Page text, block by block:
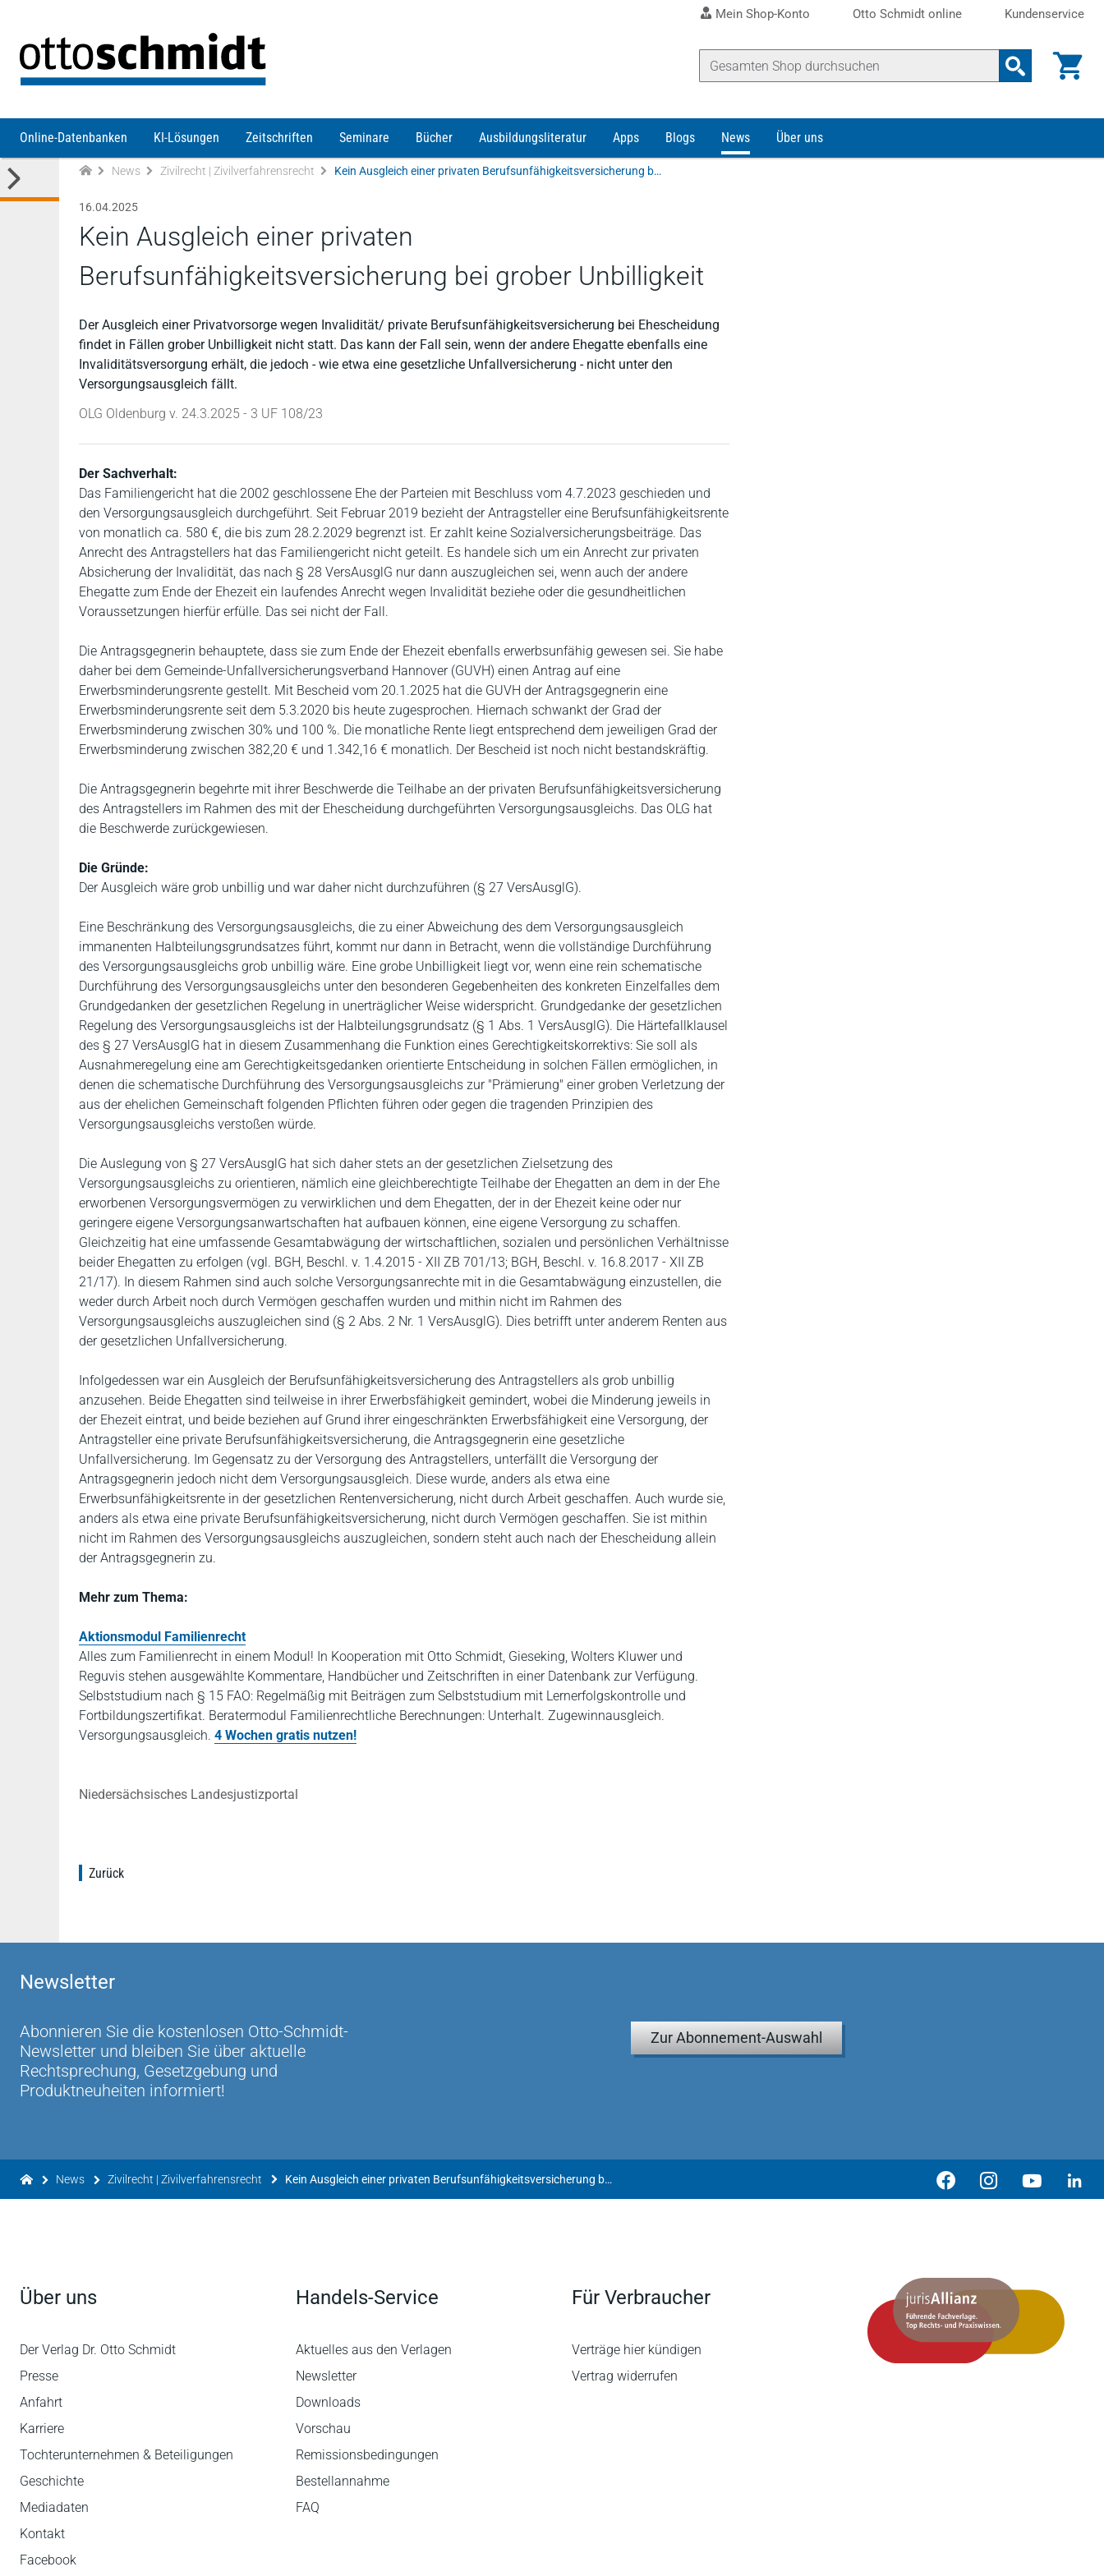
Mein Shop-Konto Otto Schmidt online Kundenservice
Online-Datenbanken KI-Lösungen Zeitschriften Seminare Bücher Ausbildungsliteratur Apps Blogs News Über uns
News Zivilrecht | Zivilverfahrensrecht Kein Ausgleich einer privaten Berufsunfähigkeitsversicherung bei grober Unbilligkeit
16.04.2025
Kein Ausgleich einer privaten
Berufsunfähigkeitsversicherung bei grober Unbilligkeit
Der Ausgleich einer Privatvorsorge wegen Invalidität/ private Berufsunfähigkeitsversicherung bei Ehescheidung
findet in Fällen grober Unbilligkeit nicht statt. Das kann der Fall sein, wenn der andere Ehegatte ebenfalls eine
Invaliditätsversorgung erhält, die jedoch - wie etwa eine gesetzliche Unfallversicherung - nicht unter den
Versorgungsausgleich fällt.
OLG Oldenburg v. 24.3.2025 - 3 UF 108/23
Der Sachverhalt:
Das Familiengericht hat die 2002 geschlossene Ehe der Parteien mit Beschluss vom 4.7.2023 geschieden und
den Versorgungsausgleich durchgeführt. Seit Februar 2019 bezieht der Antragsteller eine Berufsunfähigkeitsrente
von monatlich ca. 580 €, die bis zum 28.2.2029 begrenzt ist. Er zahlt keine Sozialversicherungsbeiträge. Das
Anrecht des Antragstellers hat das Familiengericht nicht geteilt. Es handele sich um ein Anrecht zur privaten
Absicherung der Invalidität, das nach § 28 VersAusglG nur dann auszugleichen sei, wenn auch der andere
Ehegatte zum Ende der Ehezeit ein laufendes Anrecht wegen Invalidität beziehe oder die gesundheitlichen
Voraussetzungen hierfür erfülle. Das sei nicht der Fall.
Die Antragsgegnerin behauptete, dass sie zum Ende der Ehezeit ebenfalls erwerbsunfähig gewesen sei. Sie habe
daher bei dem Gemeinde-Unfallversicherungsverband Hannover (GUVH) einen Antrag auf eine
Erwerbsminderungsrente gestellt. Mit Bescheid vom 20.1.2025 hat die GUVH der Antragsgegnerin eine
Erwerbsminderungsrente seit dem 5.3.2020 bis heute zugesprochen. Hiernach schwankt der Grad der
Erwerbsminderung zwischen 30% und 100 %. Die monatliche Rente liegt entsprechend dem jeweiligen Grad der
Erwerbsminderung zwischen 382,20 € und 1.342,16 € monatlich. Der Bescheid ist noch nicht bestandskräftig.
Die Antragsgegnerin begehrte mit ihrer Beschwerde die Teilhabe an der privaten Berufsunfähigkeitsversicherung
des Antragstellers im Rahmen des mit der Ehescheidung durchgeführten Versorgungsausgleichs. Das OLG hat
die Beschwerde zurückgewiesen.
Die Gründe:
Der Ausgleich wäre grob unbillig und war daher nicht durchzuführen (§ 27 VersAusglG).
Eine Beschränkung des Versorgungsausgleichs, die zu einer Abweichung des dem Versorgungsausgleich
immanenten Halbteilungsgrundsatzes führt, kommt nur dann in Betracht, wenn die vollständige Durchführung
des Versorgungsausgleichs grob unbillig wäre. Eine grobe Unbilligkeit liegt vor, wenn eine rein schematische
Durchführung des Versorgungsausgleichs unter den besonderen Gegebenheiten des konkreten Einzelfalles dem
Grundgedanken der gesetzlichen Regelung in unerträglicher Weise widerspricht. Grundgedanke der gesetzlichen
Regelung des Versorgungsausgleichs ist der Halbteilungsgrundsatz (§ 1 Abs. 1 VersAusglG). Die Härtefallklausel
des § 27 VersAusglG hat in diesem Zusammenhang die Funktion eines Gerechtigkeitskorrektivs: Sie soll als
Ausnahmeregelung eine am Gerechtigkeitsgedanken orientierte Entscheidung in solchen Fällen ermöglichen, in
denen die schematische Durchführung des Versorgungsausgleichs zur "Prämierung" einer groben Verletzung der
aus der ehelichen Gemeinschaft folgenden Pflichten führen oder gegen die tragenden Prinzipien des
Versorgungsausgleichs verstoßen würde.
Die Auslegung von § 27 VersAusglG hat sich daher stets an der gesetzlichen Zielsetzung des
Versorgungsausgleichs zu orientieren, nämlich eine gleichberechtigte Teilhabe der Ehegatten an dem in der Ehe
erworbenen Versorgungsvermögen zu verwirklichen und dem Ehegatten, der in der Ehezeit keine oder nur
geringere eigene Versorgungsanwartschaften hat aufbauen können, eine eigene Versorgung zu schaffen.
Gleichzeitig hat eine umfassende Gesamtabwägung der wirtschaftlichen, sozialen und persönlichen Verhältnisse
beider Ehegatten zu erfolgen (vgl. BGH, Beschl. v. 1.4.2015 - XII ZB 701/13; BGH, Beschl. v. 16.8.2017 - XII ZB
21/17). In diesem Rahmen sind auch solche Versorgungsanrechte mit in die Gesamtabwägung einzustellen, die
weder durch Arbeit noch durch Vermögen geschaffen wurden und mithin nicht im Rahmen des
Versorgungsausgleichs auszugleichen sind (§ 2 Abs. 2 Nr. 1 VersAusglG). Dies betrifft unter anderem Renten aus
der gesetzlichen Unfallversicherung.
Infolgedessen war ein Ausgleich der Berufsunfähigkeitsversicherung des Antragstellers als grob unbillig
anzusehen. Beide Ehegatten sind teilweise in ihrer Erwerbsfähigkeit gemindert, wobei die Minderung jeweils in
der Ehezeit eintrat, und beide beziehen auf Grund ihrer eingeschränkten Erwerbsfähigkeit eine Versorgung, der
Antragsteller eine private Berufsunfähigkeitsversicherung, die Antragsgegnerin eine gesetzliche
Unfallversicherung. Im Gegensatz zu der Versorgung des Antragstellers, unterfällt die Versorgung der
Antragsgegnerin jedoch nicht dem Versorgungsausgleich. Diese wurde, anders als etwa eine
Erwerbsunfähigkeitsrente in der gesetzlichen Rentenversicherung, nicht durch Arbeit geschaffen. Auch wurde sie,
anders als etwa eine private Berufsunfähigkeitsversicherung, nicht durch Vermögen geschaffen. Sie ist mithin
nicht im Rahmen des Versorgungsausgleichs auszugleichen, sondern steht auch nach der Ehescheidung allein
der Antragsgegnerin zu.
Mehr zum Thema:
Aktionsmodul Familienrecht
Alles zum Familienrecht in einem Modul! In Kooperation mit Otto Schmidt, Gieseking, Wolters Kluwer und
Reguvis stehen ausgewählte Kommentare, Handbücher und Zeitschriften in einer Datenbank zur Verfügung.
Selbststudium nach § 15 FAO: Regelmäßig mit Beiträgen zum Selbststudium mit Lernerfolgskontrolle und
Fortbildungszertifikat. Beratermodul Familienrechtliche Berechnungen: Unterhalt. Zugewinnausgleich.
Versorgungsausgleich. 4 Wochen gratis nutzen!
Niedersächsisches Landesjustizportal
Zurück
Newsletter
Abonnieren Sie die kostenlosen Otto-Schmidt-
Newsletter und bleiben Sie über aktuelle
Rechtsprechung, Gesetzgebung und
Produktneuheiten informiert!
Zur Abonnement-Auswahl
News Zivilrecht | Zivilverfahrensrecht Kein Ausgleich einer privaten Berufsunfähigkeitsversicherung bei grober Unbilligkeit
Über uns
Der Verlag Dr. Otto Schmidt
Presse
Anfahrt
Karriere
Tochterunternehmen & Beteiligungen
Geschichte
Mediadaten
Kontakt
Facebook
Handels-Service
Aktuelles aus den Verlagen
Newsletter
Downloads
Vorschau
Remissionsbedingungen
Bestellannahme
FAQ
Für Verbraucher
Verträge hier kündigen
Vertrag widerrufen